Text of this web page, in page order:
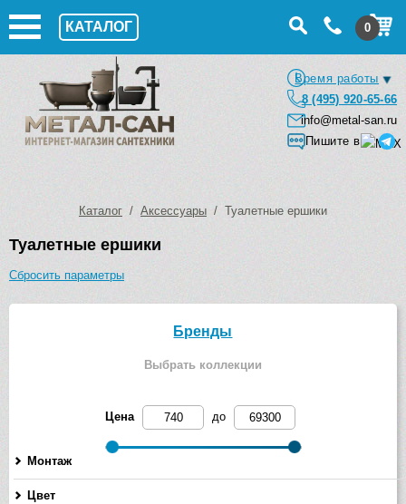
КАТАЛОГ 0
Время работы
8 (495) 920-65-66
info@metal-san.ru
Пишите в
Каталог / Аксессуары / Туалетные ершики
Туалетные ершики
Сбросить параметры
Бренды
Выбрать коллекции
Цена до
Монтаж
Цвет